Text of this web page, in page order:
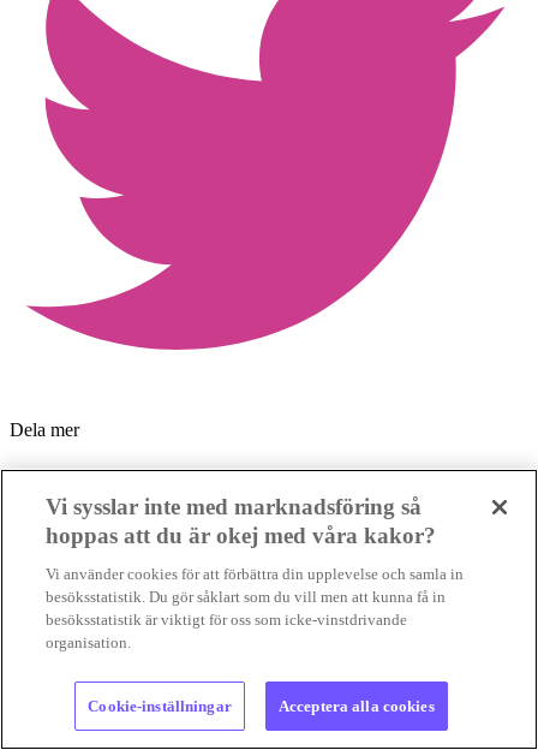
Dela mer
Vi sysslar inte med marknadsföring så
hoppas att du är okej med våra kakor?
Vi använder cookies för att förbättra din upplevelse och samla in
besöksstatistik. Du gör såklart som du vill men att kunna få in
besöksstatistik är viktigt för oss som icke-vinstdrivande
organisation.
Cookie-inställningar Acceptera alla cookies